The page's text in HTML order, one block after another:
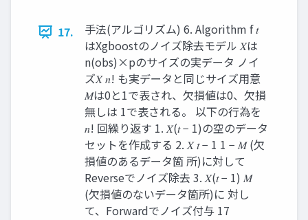
17.
⼿法(アルゴリズム) 6. Algorithm f 𝑡
はXgboostのノイズ除去モデル 𝑋は
n(obs)×pのサイズの実データ ノイ
ズ𝑋 𝑛! も実データと同じサイズ⽤意
𝑀は0と1で表され、⽋損値は0、⽋損
無しは 1で表される。 以下の⾏為を
𝑛! 回繰り返す 1. 𝑋(𝑡 − 1)の空のデータ
セットを作成する 2. 𝑋 𝑡 − 1 1 − 𝑀 (⽋
損値のあるデータ箇 所)に対して
Reverseでノイズ除去 3. 𝑋(𝑡 − 1) 𝑀
(⽋損値のないデータ箇所)に 対し
て、Forwardでノイズ付与 17